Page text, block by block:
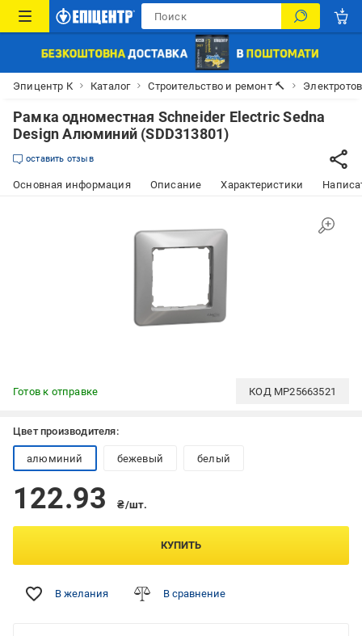
Эпицентр К Каталог Строительство и ремонт 🔨
Рамка одноместная Schneider Electric Sedna
Design Алюминий (SDD313801)
оставить отзыв
Основная информация Описание Характеристики
Готов к отправке КОД MP25663521
Цвет производителя:
алюминий бежевый белый
122.93 ₴/шт.
КУПИТЬ
В желания В сравнение